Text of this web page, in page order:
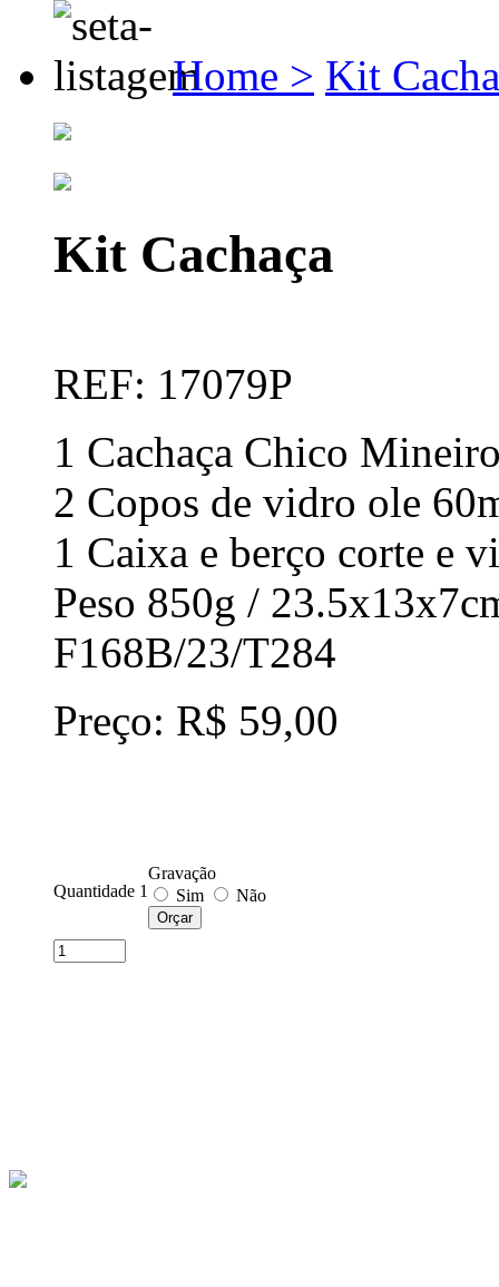
Home > Kit
Kit Cachaça
REF: 17079P
1 Cachaça Chico
2 Copos de vidro ole
1 Caixa e berço corte e
Peso 850g /
F168B/23/T284
Preço: R$ 59,00
Quantidade 1
Gravação
Sim
Não